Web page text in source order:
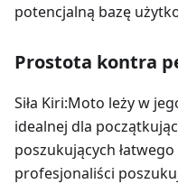
potencjalną bazę
Prostota kontra
Siła Kiri:Moto leży w
idealnej dla
poszukujących
profesjonaliści